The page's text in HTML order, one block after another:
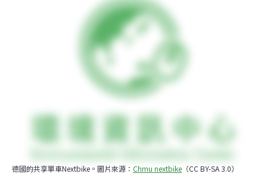
德國的共享單車Nextbike。圖片來源： Chmu nextbike （CC BY-SA 3.0）